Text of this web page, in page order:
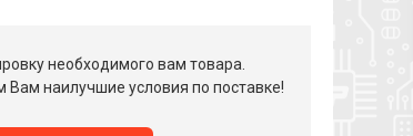
необходимого вам товара.
Вам наилучшие условия по поставке!